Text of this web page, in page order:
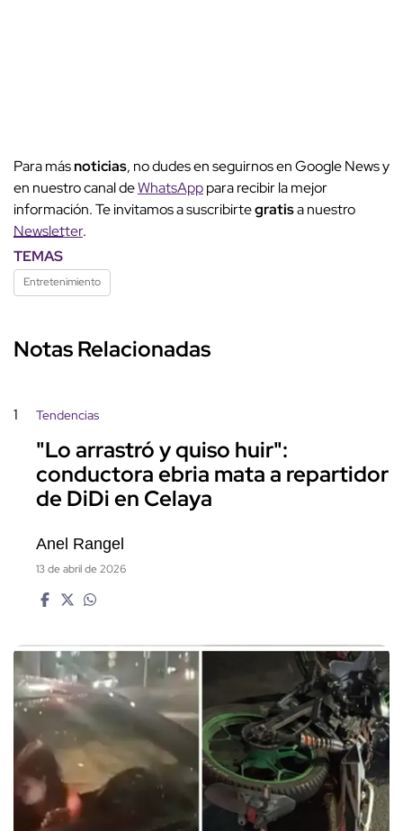
Para másnoticias, no dudes en seguirnos en Google News y
en nuestro canal deWhatsApppara recibir la mejor
información. Te invitamos a suscribirtegratisa nuestro
Newsletter.
TEMAS
Entretenimiento
Notas Relacionadas
1 Tendencias
"Lo arrastró y quiso huir":
conductora ebria mata a repartidor
de DiDi en Celaya
Anel Rangel
13 de abril de 2026